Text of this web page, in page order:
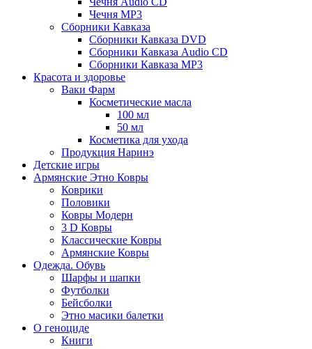
Чечня MP3
Сборники Кавказа
Сборники Кавказа DVD
Сборники Кавказа Audio CD
Сборники Кавказа MP3
Красота и здоровье
Ваки Фарм
Косметические масла
100 мл
50 мл
Косметика для ухода
Продукция Наринэ
Детские игры
Армянские Этно Ковры
Коврики
Половики
Ковры Модерн
3 D Ковры
Классические Ковры
Армянские Ковры
Одежда. Обувь
Шарфы и шапки
Футболки
Бейсболки
Этно масики балетки
О геноциде
Книги